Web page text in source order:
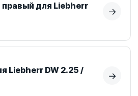
правый для Liebherr
→
Liebherr DW 2.25 /
→